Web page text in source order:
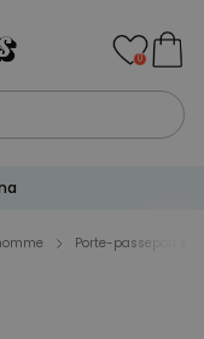
0
Porte-passeport et